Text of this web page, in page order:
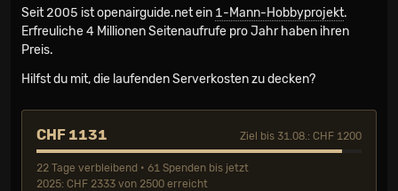
Seit 2005 ist openairguide.net ein 1-Mann-Hobbyprojekt.
Erfreuliche 4 Millionen Seiten­aufrufe pro Jahr haben ihren
Preis.
Hilfst du mit, die laufenden Serverkosten zu decken?
CHF 1131 Ziel bis 31.08.: CHF 1200
22 Tage verbleibend • 61 Spenden bis jetzt
2025: CHF 2333 von 2500 erreicht